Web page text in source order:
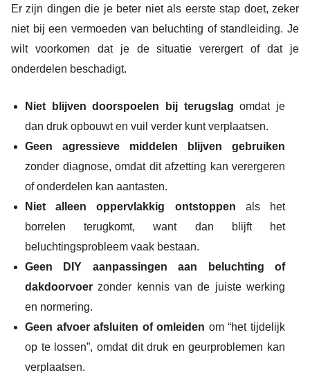
Er zijn dingen die je beter niet als eerste stap doet, zeker
niet bij een vermoeden van beluchting of standleiding. Je
wilt voorkomen dat je de situatie verergert of dat je
onderdelen beschadigt.
Niet blijven doorspoelen bij terugslag omdat je
dan druk opbouwt en vuil verder kunt verplaatsen.
Geen agressieve middelen blijven gebruiken
zonder diagnose, omdat dit afzetting kan verergeren
of onderdelen kan aantasten.
Niet alleen oppervlakkig ontstoppen als het
borrelen terugkomt, want dan blijft het
beluchtingsprobleem vaak bestaan.
Geen DIY aanpassingen aan beluchting of
dakdoorvoer zonder kennis van de juiste werking
en normering.
Geen afvoer afsluiten of omleiden om “het tijdelijk
op te lossen”, omdat dit druk en geurproblemen kan
verplaatsen.